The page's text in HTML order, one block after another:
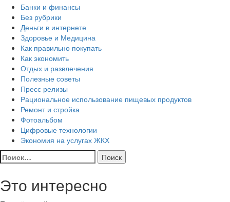
Банки и финансы
Без рубрики
Деньги в интернете
Здоровье и Медицина
Как правильно покупать
Как экономить
Отдых и развлечения
Полезные советы
Пресс релизы
Рациональное использование пищевых продуктов
Ремонт и стройка
Фотоальбом
Цифровые технологии
Экономия на услугах ЖКХ
Найти:
Это интересно